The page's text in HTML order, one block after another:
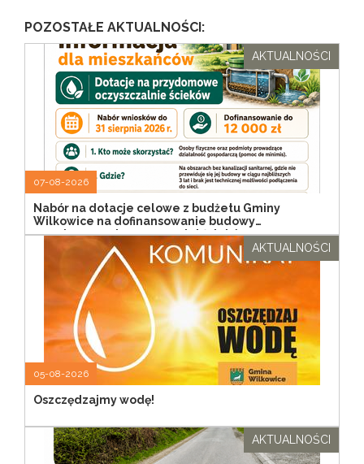
POZOSTAŁE AKTUALNOŚCI:
07-08-2026
Nabór na dotacje celowe z budżetu Gminy
Wilkowice na dofinansowanie budowy
przydomowych oczyszczalni ścieków
AKTUALNOŚCI
05-08-2026
Oszczędzajmy wodę!
AKTUALNOŚCI
AKTUALNOŚCI